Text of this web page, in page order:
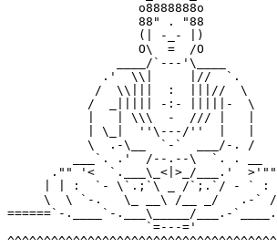
                  o8888888o
                  88" . "88
                  (| -_- |)
                  O\  =  /O
               ____/`---'\____
             .'  \\|     |//  `.
            /  \\|||  :  |||//  \
           /  _||||| -:- |||||-  \
           |   | \\\  -  /// |   |
           | \_|  ''\---/''  |   |
           \  .-\__  `-`  ___/-. /
         ___`. .'  /--.--\  `. . __
."" '<  `.___\_<|>_/___.'
| | :  `- \`.;`\ _ /`;.`/ - ` :
\  \ `-.   \_ __\ /__ _/   .-`
======`-.____`-.___\_____/___.-
                   `=---='